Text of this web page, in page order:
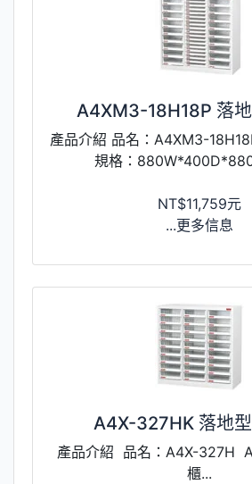
A4XM3-18H18P 落
產品介紹 品名：A4XM3-
規格：
NT$11,759元
...更多信息
A4X-327HK 落地
產品介紹 品名：A4X-327H
櫃...